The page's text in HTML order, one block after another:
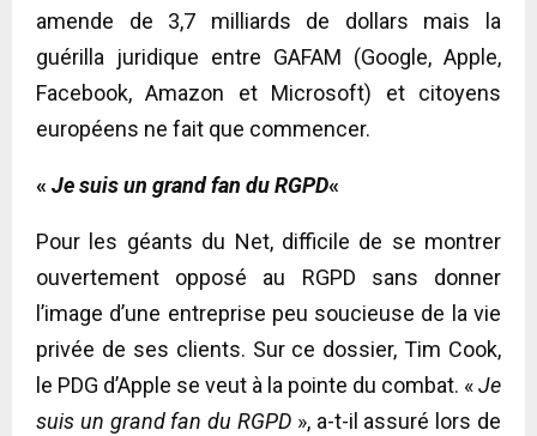
amende de 3,7 milliards de dollars mais la
guérilla juridique entre GAFAM (Google, Apple,
Facebook, Amazon et Microsoft) et citoyens
européens ne fait que commencer.
« Je suis un grand fan du RGPD«
Pour les géants du Net, difficile de se montrer
ouvertement opposé au RGPD sans donner
l’image d’une entreprise peu soucieuse de la vie
privée de ses clients. Sur ce dossier, Tim Cook,
le PDG d’Apple se veut à la pointe du combat. «Je
suis un grand fan du RGPD », a-t-il assuré lors de